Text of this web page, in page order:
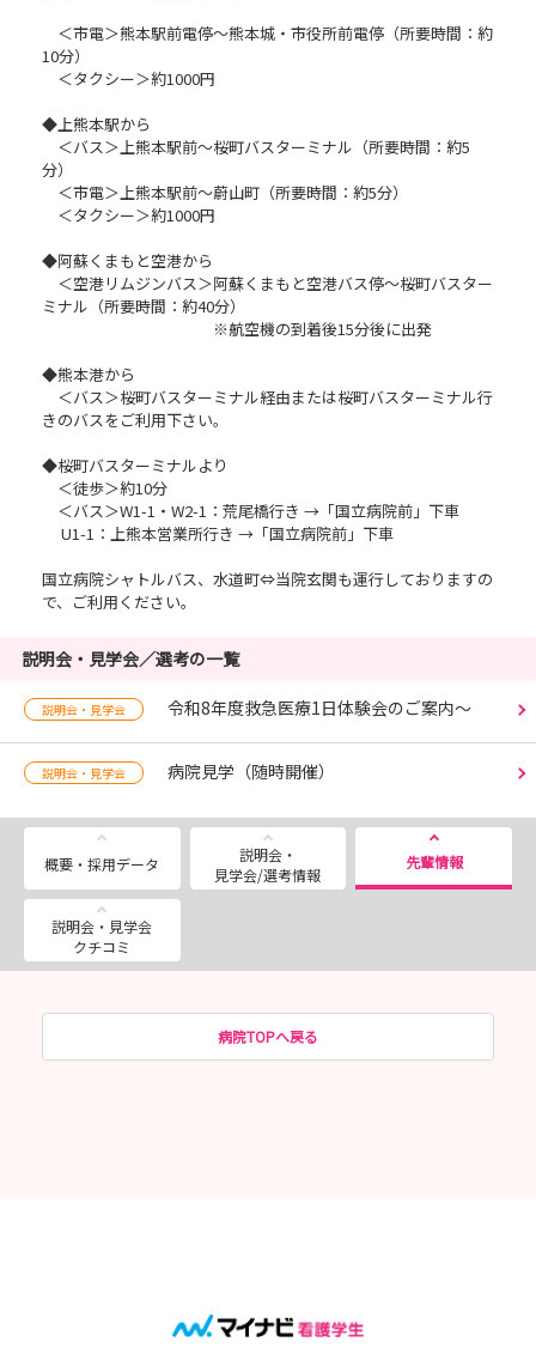
＜市電＞熊本駅前電停～熊本城・市役所前電停（所要時間：約
10分）
＜タクシー＞約1000円
◆上熊本駅から
＜バス＞上熊本駅前～桜町バスターミナル（所要時間：約5
分）
＜市電＞上熊本駅前～蔚山町（所要時間：約5分）
＜タクシー＞約1000円
◆阿蘇くまもと空港から
＜空港リムジンバス＞阿蘇くまもと空港バス停～桜町バスター
ミナル（所要時間：約40分）
※航空機の到着後15分後に出発
◆熊本港から
＜バス＞桜町バスターミナル経由または桜町バスターミナル行
きのバスをご利用下さい。
◆桜町バスターミナルより
＜徒歩＞約10分
＜バス＞W1-1・W2-1：荒尾橋行き →「国立病院前」下車
U1-1：上熊本営業所行き →「国立病院前」下車
国立病院シャトルバス、水道町⇔当院玄関も運行しておりますの
で、ご利用ください。
説明会・見学会／選考の一覧
説明会・見学会 令和8年度救急医療1日体験会のご案内～
説明会・見学会 病院見学（随時開催）
概要・採用データ
説明会・
見学会/選考情報
先輩情報
説明会・見学会
クチコミ
病院TOPへ戻る